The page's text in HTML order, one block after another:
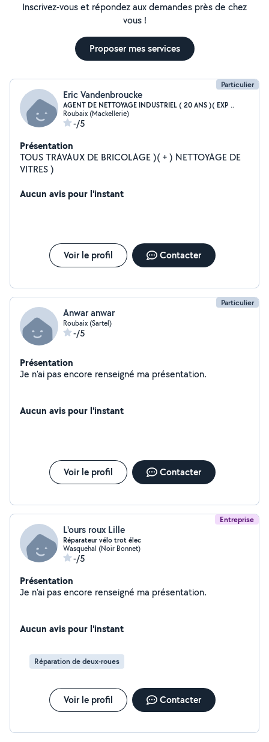
Inscrivez-vous et répondez aux demandes près de chez
vous !
Proposer mes services
Particulier
Eric Vandenbroucke
AGENT DE NETTOYAGE INDUSTRIEL ( 20 ANS )( EXP ..
Roubaix (Mackellerie)
-/5
Présentation
TOUS TRAVAUX DE BRICOLAGE )( + ) NETTOYAGE DE
VITRES )
Aucun avis pour l'instant
Voir le profil Contacter
Particulier
Anwar anwar
Roubaix (Sartel)
-/5
Présentation
Je n'ai pas encore renseigné ma présentation.
Aucun avis pour l'instant
Voir le profil Contacter
Entreprise
L'ours roux Lille
Réparateur vélo trot élec
Wasquehal (Noir Bonnet)
-/5
Présentation
Je n'ai pas encore renseigné ma présentation.
Aucun avis pour l'instant
Réparation de deux-roues
Voir le profil Contacter